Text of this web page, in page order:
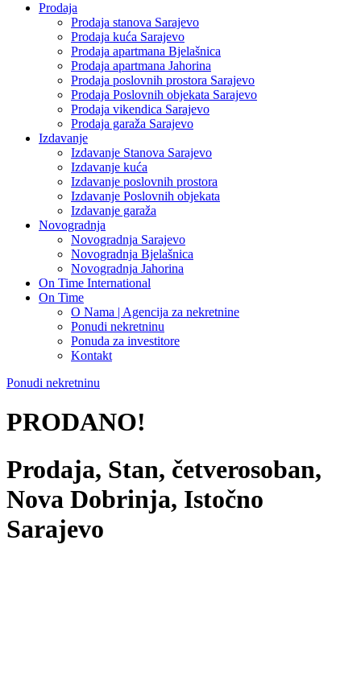
Prodaja
Prodaja stanova Sarajevo
Prodaja kuća Sarajevo
Prodaja apartmana Bjelašnica
Prodaja apartmana Jahorina
Prodaja poslovnih prostora Sarajevo
Prodaja Poslovnih objekata Sarajevo
Prodaja vikendica Sarajevo
Prodaja garaža Sarajevo
Izdavanje
Izdavanje Stanova Sarajevo
Izdavanje kuća
Izdavanje poslovnih prostora
Izdavanje Poslovnih objekata
Izdavanje garaža
Novogradnja
Novogradnja Sarajevo
Novogradnja Bjelašnica
Novogradnja Jahorina
On Time International
On Time
O Nama | Agencija za nekretnine
Ponudi nekretninu
Ponuda za investitore
Kontakt
Ponudi nekretninu
PRODANO!
Prodaja, Stan, četverosoban,
Nova Dobrinja, Istočno
Sarajevo